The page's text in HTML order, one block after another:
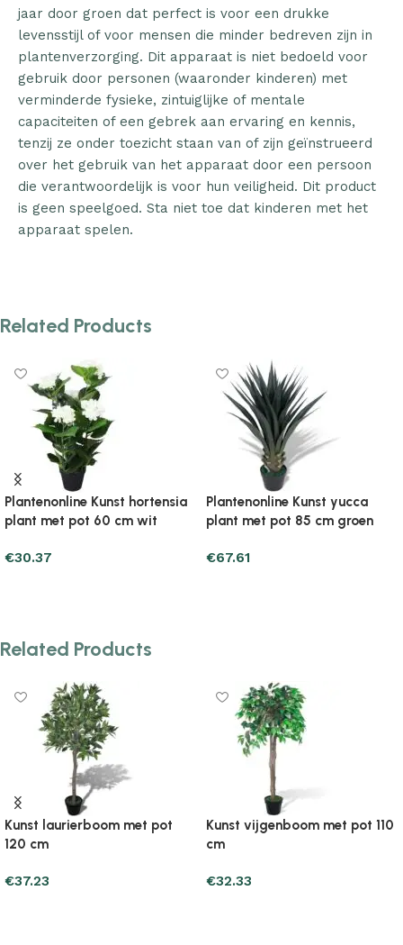
jaar door groen dat perfect is voor een drukke
levensstijl of voor mensen die minder bedreven zijn in
plantenverzorging. Dit apparaat is niet bedoeld voor
gebruik door personen (waaronder kinderen) met
verminderde fysieke, zintuiglijke of mentale
capaciteiten of een gebrek aan ervaring en kennis,
tenzij ze onder toezicht staan van of zijn geïnstrueerd
over het gebruik van het apparaat door een persoon
die verantwoordelijk is voor hun veiligheid. Dit product
is geen speelgoed. Sta niet toe dat kinderen met het
apparaat spelen.
Related Products
Plantenonline Kunstboom met
pot phoenixpalm 215 cm groen
€
Plantenonline
Kunstbuxusballen met
Kunst laurierboom met pot
Kunst vijgenboom met pot 110